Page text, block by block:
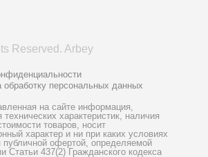
Reserved. Arbey
на сайте информация,
характеристик, наличия
товаров, носит
характер и ни при каких условиях
публичной офертой, определяемой
Статьи 437(2) Гражданского кодекса
обработку персональных данных